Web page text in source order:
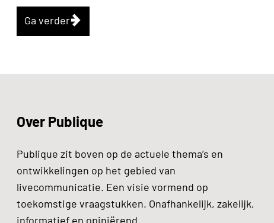
Ga verder
Over Publique
Publique zit boven op de actuele thema’s en
ontwikkelingen op het gebied van
livecommunicatie. Een visie vormend op
toekomstige vraagstukken. Onafhankelijk, zakelijk,
informatief en opiniërend.